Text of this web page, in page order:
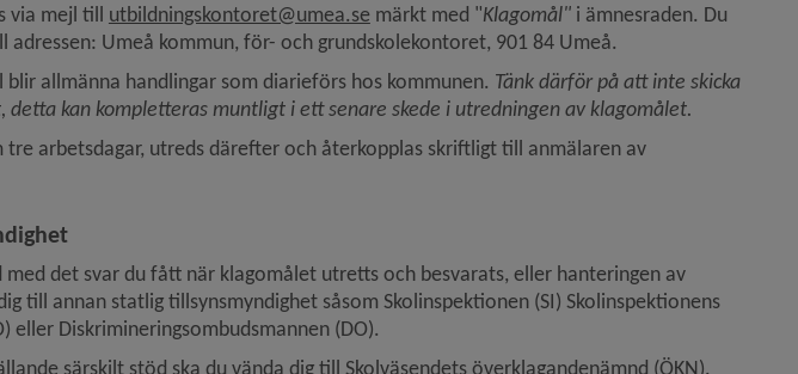
via mejl till utbildningskontoret@umea.se märkt med "Klagomål" i ämnesraden. Du
adressen: Umeå kommun, för- och grundskolekontoret, 901 84 Umeå.
allmänna handlingar som diarieförs hos kommunen. Tänk därför på att inte skicka
kan kompletteras muntligt i ett senare skede i utredningen av klagomålet.
arbetsdagar, utreds därefter och återkopplas skriftligt till anmälaren av
det svar du fått när klagomålet utretts och besvarats, eller hanteringen av
till annan statlig tillsynsmyndighet såsom Skolinspektionen (SI) Skolinspektionens
eller Diskrimineringsombudsmannen (DO).
särskilt stöd ska du vända dig till Skolväsendets överklagandenämnd (ÖKN).